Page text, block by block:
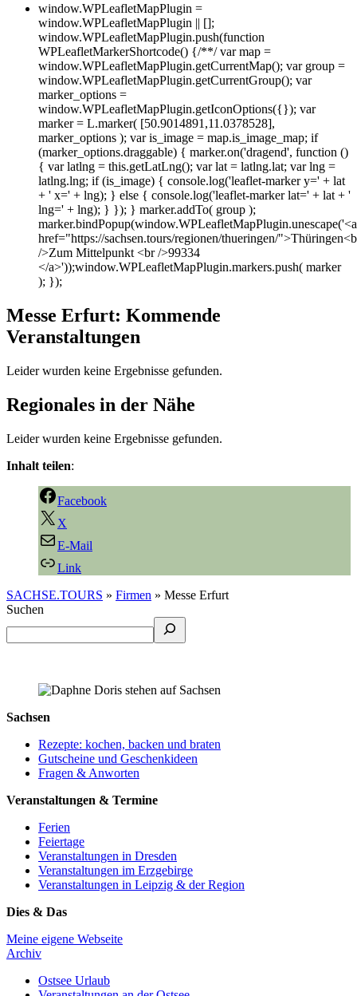
window.WPLeafletMapPlugin =
window.WPLeafletMapPlugin || [];
window.WPLeafletMapPlugin.push(function
WPLeafletMarkerShortcode() {/**/ var map =
window.WPLeafletMapPlugin.getCurrentMap(); var group =
window.WPLeafletMapPlugin.getCurrentGroup(); var
marker_options =
window.WPLeafletMapPlugin.getIconOptions({}); var
marker = L.marker( [50.9014891,11.0378528],
marker_options ); var is_image = map.is_image_map; if
(marker_options.draggable) { marker.on('dragend', function ()
{ var latlng = this.getLatLng(); var lat = latlng.lat; var lng =
latlng.lng; if (is_image) { console.log('leaflet-marker y=' + lat
+ ' x=' + lng); } else { console.log('leaflet-marker lat=' + lat + '
lng=' + lng); } }); } marker.addTo( group );
marker.bindPopup(window.WPLeafletMapPlugin.unescape('<a
href="https://sachsen.tours/regionen/thueringen/
/>Zum Mittelpunkt <br />99334
</a>'));window.WPLeafletMapPlugin.markers.push( marker
); });
Messe Erfurt: Kommende
Veranstaltungen
Leider wurden keine Ergebnisse gefunden.
Regionales in der Nähe
Leider wurden keine Ergebnisse gefunden.
Inhalt teilen:
Facebook
X
E-Mail
Link
SACHSE.TOURS » Firmen » Messe Erfurt
Suchen
Sachsen
Rezepte: kochen, backen und braten
Gutscheine und Geschenkideen
Fragen & Anworten
Veranstaltungen & Termine
Ferien
Feiertage
Veranstaltungen in Dresden
Veranstaltungen im Erzgebirge
Veranstaltungen in Leipzig & der Region
Dies & Das
Meine eigene Webseite
Archiv
Ostsee Urlaub